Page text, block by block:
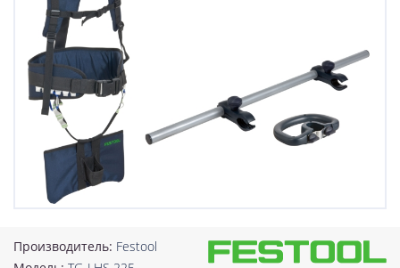
Производитель: Festool